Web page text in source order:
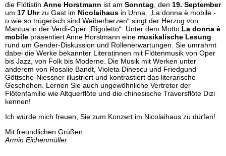
die Flötistin Anne Horstmann ist am Sonntag , den 19. September
um 17 Uhrzu Gast im Nicolaihaus in Unna. „La donna è mobile -
o wie so trügerisch sind Weiberherzen“ singt der Herzog von
Mantua in der Verdi-Oper „Rigoletto“. Unter dem Motto La donna è
mobile präsentiert Anne Horstmann eine musikalische Lesung
rund um Gender-Diskussion und Rollenerwartungen. Sie umrahmt
dabei die Werke bekannter Literatinnen mit Flötenmusik von Oper
bis Jazz, von Folk bis Moderne. Die Musik mit Werken unter
anderem von Rosalie Bandt, Violeta Dinescu und Friedgund
Göttsche-Niessner illustriert und kontrastiert das literarische
Geschehen. Lernen Sie auch ungewöhnliche Vertreter der
Flötenfamilie wie Altquerflöte und die chinesische Traversflöte Dizi
kennen!
Ich würde mich freuen, Sie zum Konzert im Nicolaihaus zu dürfen!
Mit freundlichen Grüßen
Armin Eichenmüller